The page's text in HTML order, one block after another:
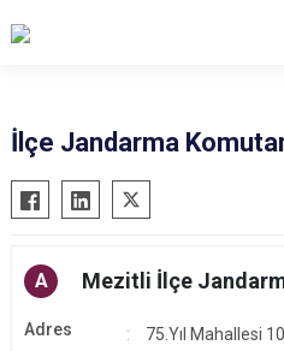
Anamur
Aydıncık
Bozyazı
Çamlıyayla
Erdemli
İlçe Jandarma
A Mezitli İlçe
Adres
75.Yıl Mahallesi